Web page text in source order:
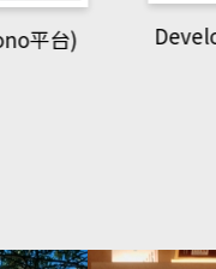
cell